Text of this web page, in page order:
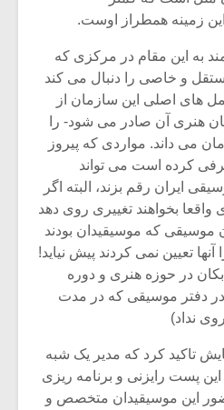
این زمینه همطراز اوست.
به این مقام در مرکزی که
و خاصی را دنبال می کند
های اصلی این سازمان از
هنری آن صادر می شود- را
می داند. مواردی که پیروز
کرده است می تواند
ایران رقم بزند، البته اگر
واقعا بخواهند تغییری روی دهد
موسیقی که موسیقیدان بودند
تعیین نمی کردند پیش نیاید!
در حوزه هنری و دوره
دفتر موسیقی که در مدت
نداد)
تاکید کرد که مدیر یک شبه
پست رایزنی و برنامه ریزی
این موسیقیدان متخصص و